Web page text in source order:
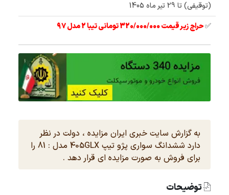
(توقیفی) تا 29 تیر ماه 1405
✅حراج زیر قیمت 320/000/000 تومانی تیبا 2 مدل 97
به گزارش سایت خبری ایران مزایده ، دولت در نظر
دارد ششدانگ سواری پژو تیپ 405GLX مدل : 81 را
برای فروش به صورت مزایده ای قرار دهد .
توضیحات